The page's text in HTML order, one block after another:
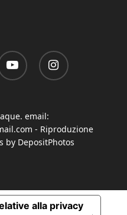
instagram
email:
- Riproduzione
by DepositPhotos
alla privacy